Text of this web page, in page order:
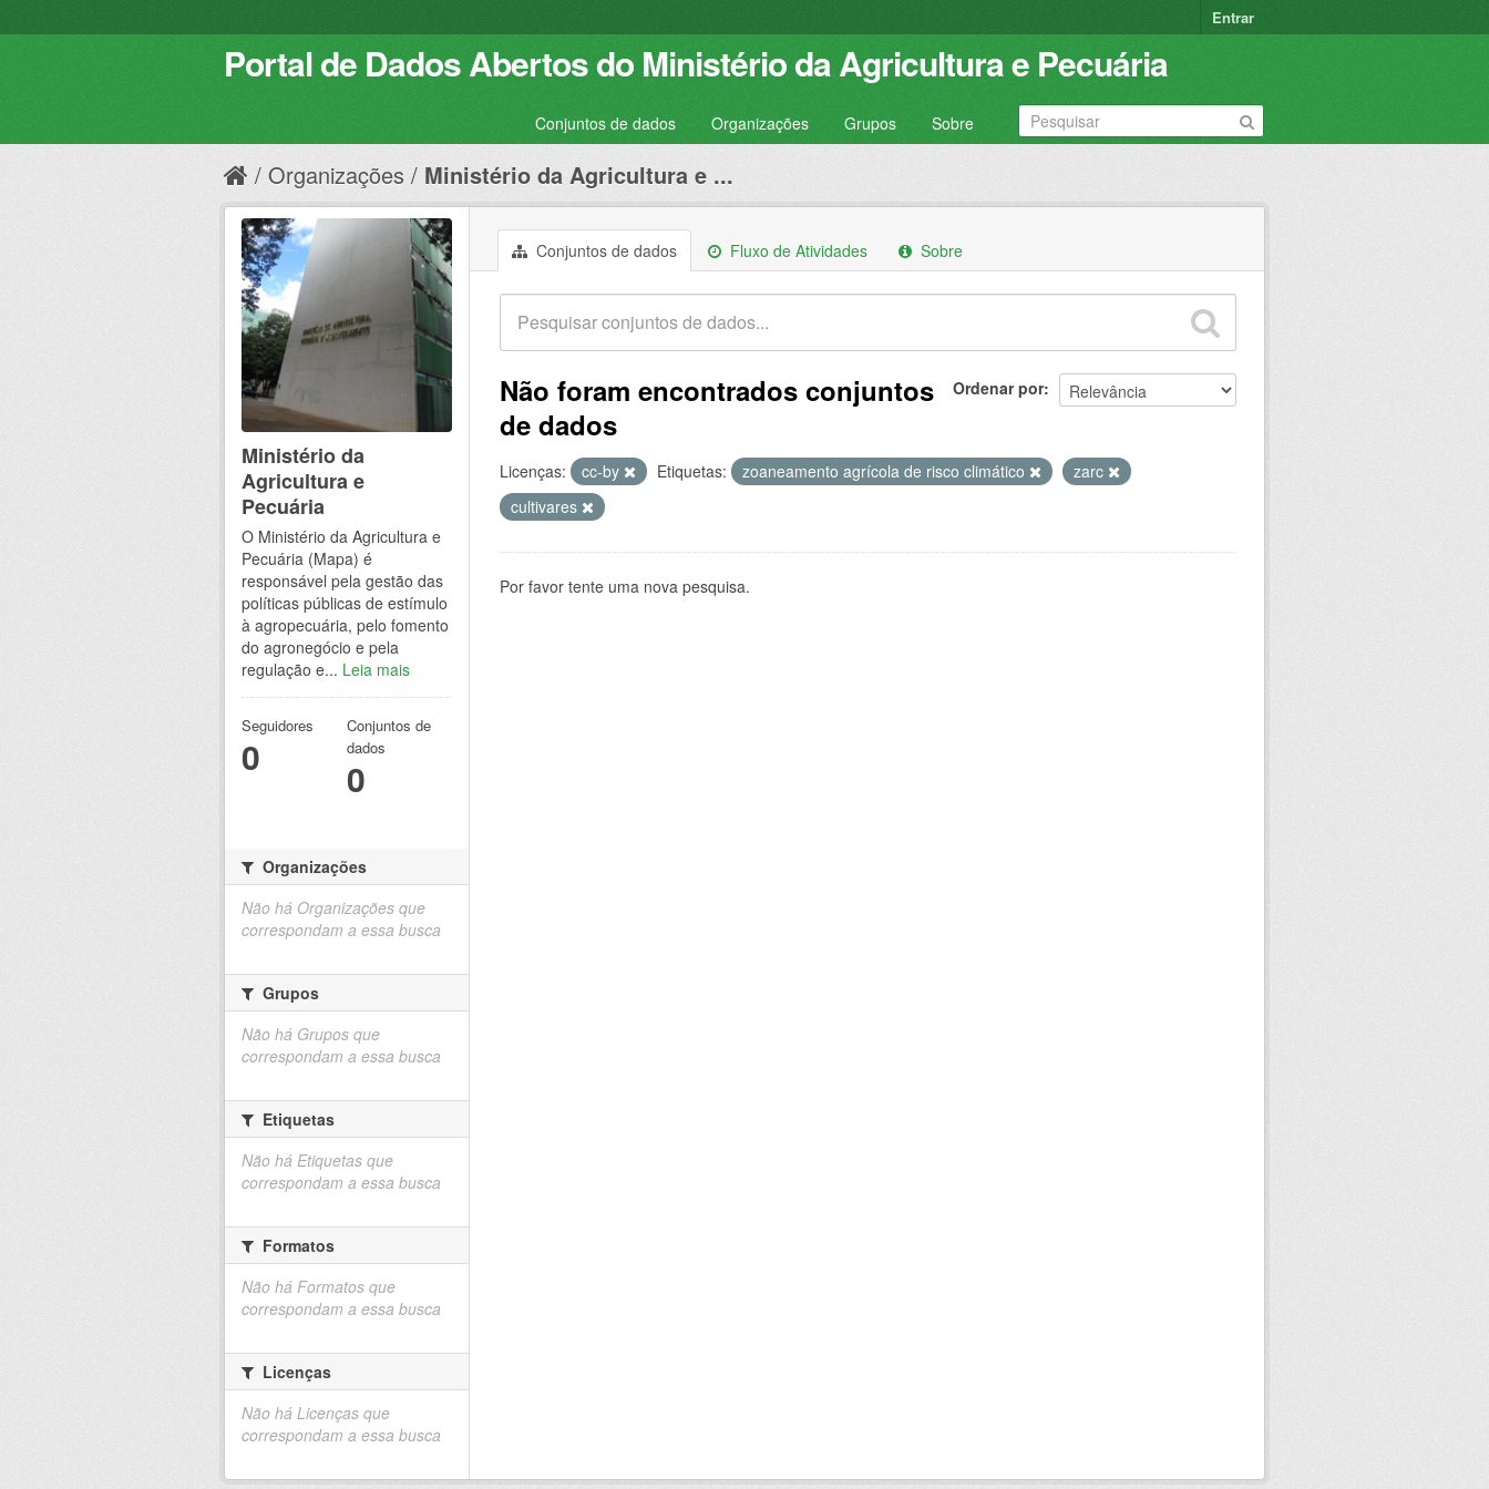
Entrar
Portal de Dados Abertos do Ministério da Agricultura e Pecuária
Conjuntos de dados Organizações Grupos Sobre
Organizações Ministério da Agricultura e ...
Conjuntos de dados Fluxo de Atividades Sobre
Ordenar por
Não foram encontrados conjuntos
de dados
Licenças: cc-by Etiquetas: zoaneamento agrícola de risco climático
zarc
cultivares
Por favor tente uma nova pesquisa.
Ministério da
Agricultura e
Pecuária
O Ministério da Agricultura e
Pecuária (Mapa) é
responsável pela gestão das
políticas públicas de estímulo
à agropecuária, pelo fomento
do agronegócio e pela
regulação e... Leia mais
Seguidores
0
Conjuntos de
dados
0
Organizações
Não há Organizações que
correspondam a essa busca
Grupos
Não há Grupos que
correspondam a essa busca
Etiquetas
Não há Etiquetas que
correspondam a essa busca
Formatos
Não há Formatos que
correspondam a essa busca
Licenças
Não há Licenças que
correspondam a essa busca